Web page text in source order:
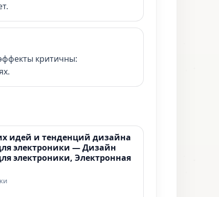
критичны:
идей и тенденций дизайна
электроники — Дизайн
электроники, Электронная